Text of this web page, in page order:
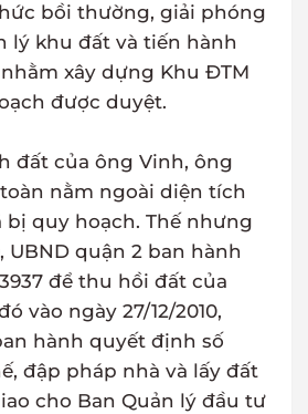
bồi thường, giải phóng
lý khu đất và tiến hành
xây dựng Khu ĐTM
được duyệt.
đất của ông Vinh, ông
nằm ngoài diện tích
bị quy hoạch. Thế nhưng
UBND quận 2 ban hành
để thu hồi đất của
vào ngày 27/12/2010,
hành quyết định số
đập pháp nhà và lấy đất
cho Ban Quản lý đầu tư